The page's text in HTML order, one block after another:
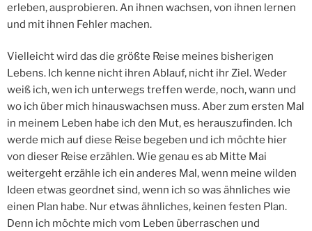
erleben, ausprobieren. An ihnen wachsen, von ihnen lernen
und mit ihnen Fehler machen.
Vielleicht wird das die größte Reise meines bisherigen
Lebens. Ich kenne nicht ihren Ablauf, nicht ihr Ziel. Weder
weiß ich, wen ich unterwegs treffen werde, noch, wann und
wo ich über mich hinauswachsen muss. Aber zum ersten Mal
in meinem Leben habe ich den Mut, es herauszufinden. Ich
werde mich auf diese Reise begeben und ich möchte hier
von dieser Reise erzählen. Wie genau es ab Mitte Mai
weitergeht erzähle ich ein anderes Mal, wenn meine wilden
Ideen etwas geordnet sind, wenn ich so was ähnliches wie
einen Plan habe. Nur etwas ähnliches, keinen festen Plan.
Denn ich möchte mich vom Leben überraschen und